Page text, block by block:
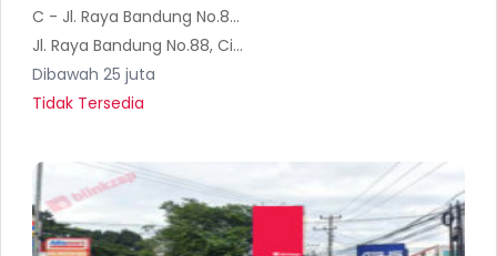
C - Jl. Raya Bandung No.80-82
Jl. Raya Bandung No.88, Ciranjang, Kec. Ciranjang, Kabupaten Cianjur, Jawa Barat 43282, Indonesia
Dibawah 25 juta
Tidak Tersedia